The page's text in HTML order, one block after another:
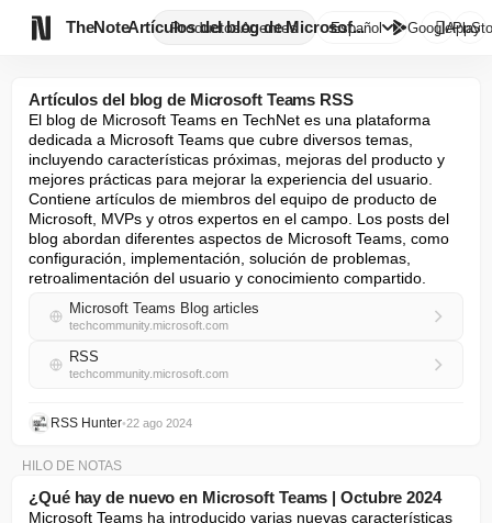
TheNote ProductosAgentes
Artículos del blog de Microsof...
Español GooglePlay

Artículos del blog de Microsoft Teams RSS
El blog de Microsoft Teams en TechNet es una plataforma
dedicada a Microsoft Teams que cubre diversos temas,
incluyendo características próximas, mejoras del producto y
mejores prácticas para mejorar la experiencia del usuario.
Contiene artículos de miembros del equipo de producto de
Microsoft, MVPs y otros expertos en el campo. Los posts del
blog abordan diferentes aspectos de Microsoft Teams, como
configuración, implementación, solución de problemas,
retroalimentación del usuario y conocimiento compartido.
Microsoft Teams Blog articles
techcommunity.microsoft.com
RSS
techcommunity.microsoft.com
RSS Hunter•22 ago 2024
HILO DE NOTAS
¿Qué hay de nuevo en Microsoft Teams | Octubre 2024
Microsoft Teams ha introducido varias nuevas características